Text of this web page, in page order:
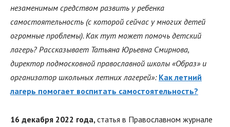
незаменимым средством развить у ребенка
самостоятельность (с которой сейчас у многих детей
огромные проблемы). Как тут может помочь детский
лагерь? Рассказывает Татьяна Юрьевна Смирнова,
директор подмосковной православной школы «Образ» и
организатор школьных летних лагерей»: Как летний
лагерь помогает воспитать самостоятельность?
16 декабря 2022 года, статья в Православном журнале